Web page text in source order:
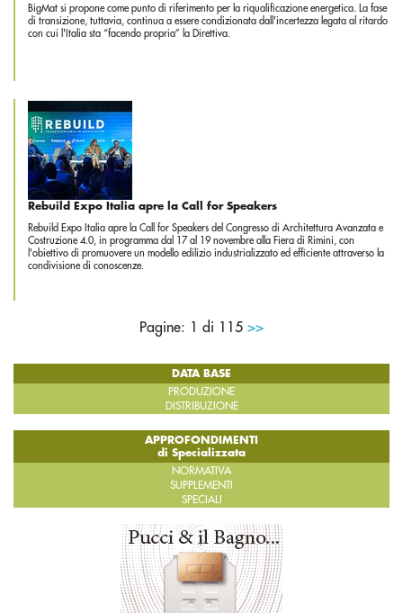
BigMat si propone come punto di riferimento per la riqualificazione energetica. La fase
di transizione, tuttavia, continua a essere condizionata dall'incertezza legata al ritardo
con cui l'Italia sta “facendo propria” la Direttiva.
Rebuild Expo Italia apre la Call for Speakers
Rebuild Expo Italia apre la Call for Speakers del Congresso di Architettura Avanzata e
Costruzione 4.0, in programma dal 17 al 19 novembre alla Fiera di Rimini, con
l'obiettivo di promuovere un modello edilizio industrializzato ed efficiente attraverso la
condivisione di conoscenze.
Pagine: 1 di 115 >>
DATA BASE
PRODUZIONE
DISTRIBUZIONE
APPROFONDIMENTI
di Specializzata
NORMATIVA
SUPPLEMENTI
SPECIALI